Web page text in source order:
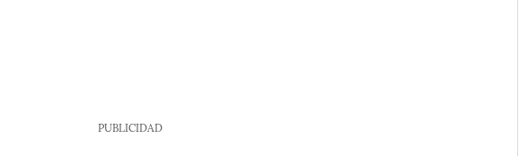
PUBLICIDAD